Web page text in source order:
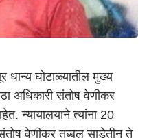
धान्य घोटाळ्यातील मुख्य
अधिकारी संतोष वेणीकर
न्यायालयाने त्यांना 20
वेणीकर तब्बल साडेतीन ते